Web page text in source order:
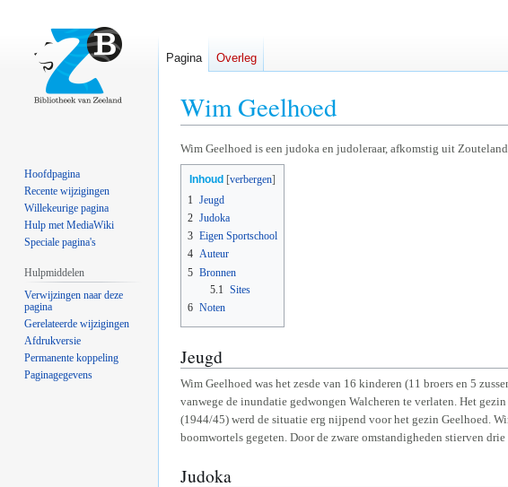
Wim Geelhoed
Naar
navigatie
springen
Naar
zoeken
springen
Wim Geelhoed is een judoka en judoleraar, afkomstig uit
Inhoud
1
Jeugd
2 Judoka
3 Eigen Sportschool
4 Auteur
5 Bronnen
5.1
Sites
6 Noten
Jeugd
Wim Geelhoed was het zesde van 16 kinderen (11 broers en 5
vanwege de inundatie gedwongen Walcheren te verlaten. Het
(1944/45) werd de situatie erg nijpend voor het gezin Geelhoed.
boomwortels gegeten. Door de zware omstandigheden stierven drie
Judoka
Pagina Overleg
Hoofdpagina
Recente wijzigingen
Willekeurige pagina
Hulp met MediaWiki
Speciale pagina's
Hulpmiddelen
Verwijzingen naar deze
pagina
Gerelateerde wijzigingen
Afdrukversie
Permanente koppeling
Paginagegevens